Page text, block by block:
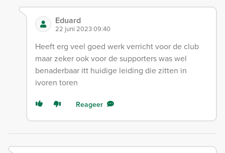
Eduard
22 juni 2023 09:40
Heeft erg veel goed werk verricht voor de club
maar zeker ook voor de supporters was wel
benaderbaar itt huidige leiding die zitten in
ivoren toren
Reageer